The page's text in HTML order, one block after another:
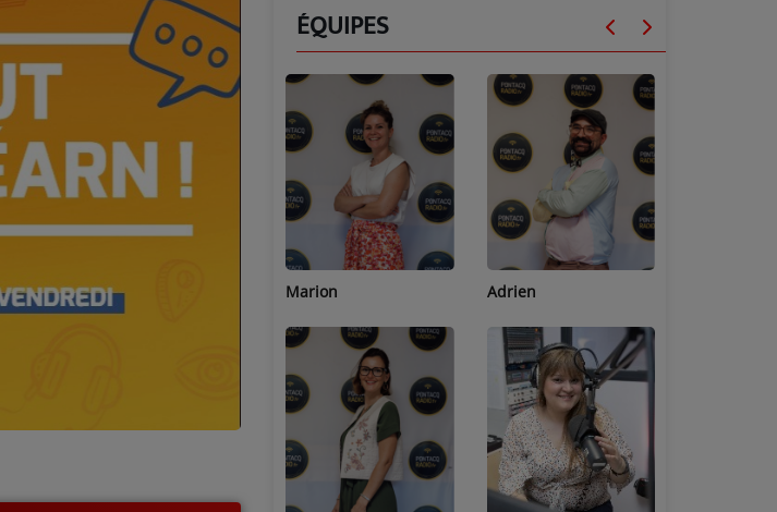
ÉQUIPES
Marion Adrien Lucas